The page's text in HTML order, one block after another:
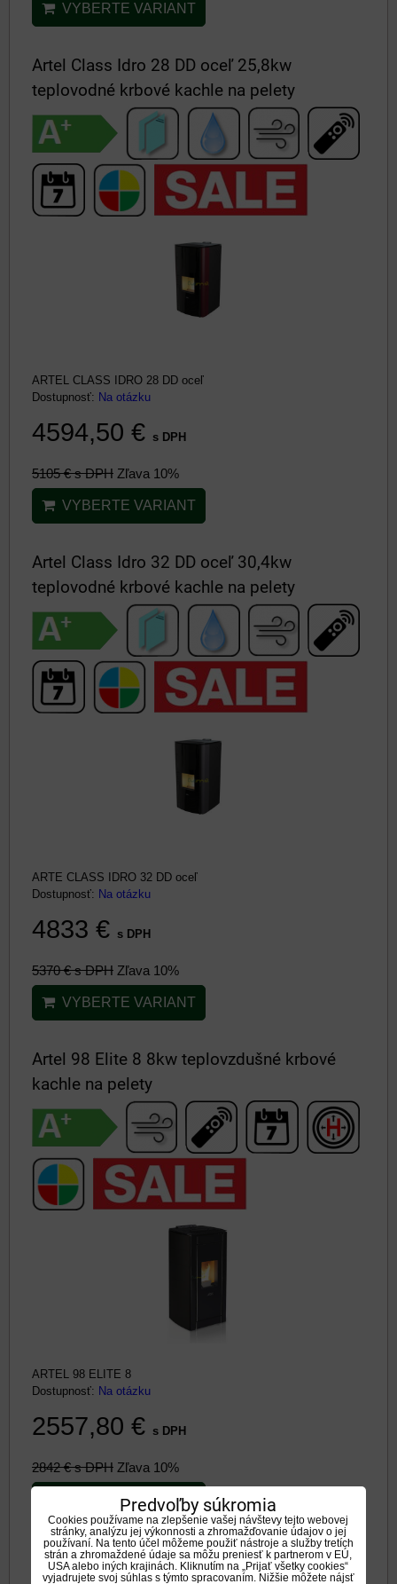
VYBERTE VARIANT
Artel Class Idro 28 DD oceľ 25,8kw
teplovodné krbové kachle na pelety
ARTEL CLASS IDRO 28 DD oceľ
Dostupnosť: Na otázku
4594,50 € s DPH
5105 €s DPH Zľava 10%
VYBERTE VARIANT
Artel Class Idro 32 DD oceľ 30,4kw
teplovodné krbové kachle na pelety
ARTE CLASS IDRO 32 DD oceľ
Dostupnosť: Na otázku
4833 € s DPH
5370 €s DPH Zľava 10%
VYBERTE VARIANT
Artel 98 Elite 8 8kw teplovzdušné krbové
kachle na pelety
ARTEL 98 ELITE 8
Dostupnosť: Na otázku
2557,80 € s DPH
2842 €s DPH Zľava 10%
VYBERTE VARIANT
Artel 98 Elite 10 C 9,7kw teplovzdušné
Predvoľby súkromia
Cookies používame na zlepšenie vašej návštevy tejto webovej
stránky, analýzu jej výkonnosti a zhromažďovanie údajov o jej
používaní. Na tento účel môžeme použiť nástroje a služby tretích
strán a zhromaždené údaje sa môžu preniesť k partnerom v EÚ,
USA alebo iných krajinách. Kliknutím na „Prijať všetky cookies“
vyjadrujete svoj súhlas s týmto spracovaním. Nižšie môžete nájsť